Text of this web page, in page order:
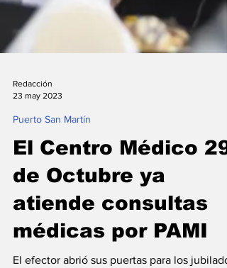
23 may 2023
Puerto San Martín
El Centro Médico 29
de Octubre ya